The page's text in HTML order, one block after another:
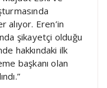
alıyor. Eren’in
şikayetçi olduğu
hakkındaki ilk
başkanı olan